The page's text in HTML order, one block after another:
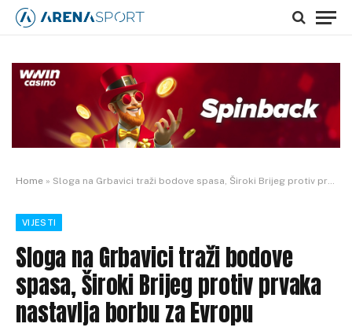
Home » Sloga na Grbavici traži bodove spasa, Široki Brijeg protiv prvaka nastavlja borbu za Evropu
VIJESTI
Sloga na Grbavici traži bodove
spasa, Široki Brijeg protiv prvaka
nastavlja borbu za Evropu